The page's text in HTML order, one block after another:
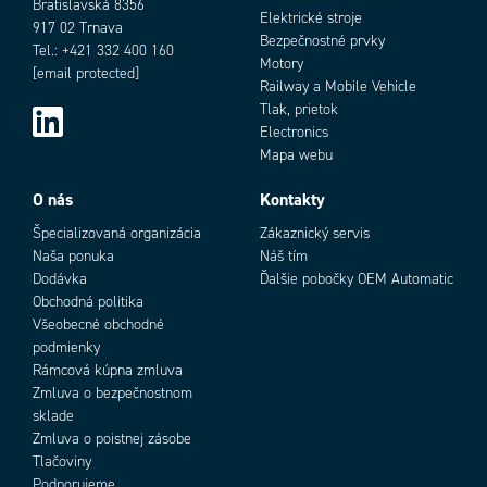
Kompletný s priečnym a
pozdĺžným razníkom na
oválné otvory 12 x 6,4
mm, meracie pravítko
1000 mm s posuvným
dorazom a vodiacim
ako 03001, ale s guěatými
Ø 6,0 mm
ako 03001, ale s
hydraulickým valcom
( bez elektrohydraulického
čerpadla)
Add as new cart row
Bratislavská 8356
917 02 Trnava
Tel.: +421 332 400 160
[email protected]
Elektrické stroje
Bezpečnostné prvky
Motory
Railway a Mobile Vehicle
Tlak, prietok
Electronics
Mapa webu
O nás
Špecializovaná organizácia
Naša ponuka
Dodávka
Obchodná politika
Všeobecné obchodné
podmienky
Rámcová kúpna zmluva
Zmluva o bezpečnostnom
sklade
Zmluva o poistnej zásobe
Tlačoviny
Kontakty
Zákaznický servis
Náš tím
Ďalšie pobočky OEM Automatic